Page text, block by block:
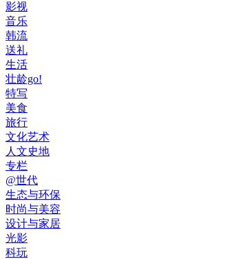
影视
音乐
韩流
送礼
生活
壮龄go!
特写
美食
旅行
文化艺术
人文史地
专栏
@世代
生态与环保
时尚与美容
设计与家居
光影
科玩